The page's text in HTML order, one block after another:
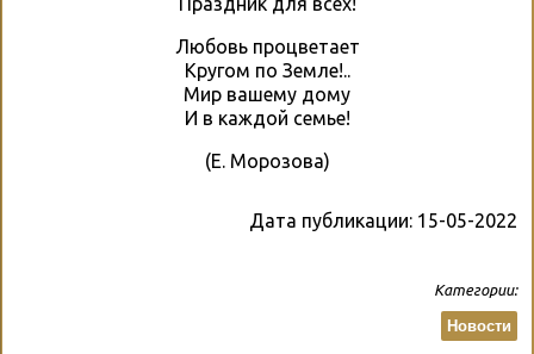
Любовь процветает
Кругом по Земле!..
Мир вашему дому
И в каждой семье!
(Е. Морозова)
Дата публикации: 15-05-2022
Категории:
Новости